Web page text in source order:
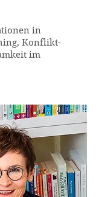
in
Konflikt-
im